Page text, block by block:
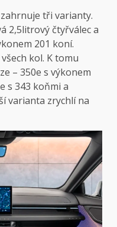
tři varianty.
2,5litrový čtyřválec a
201 koní.
kol. K tomu
– 350e s výkonem
s 343 koňmi a
varianta zrychlí na